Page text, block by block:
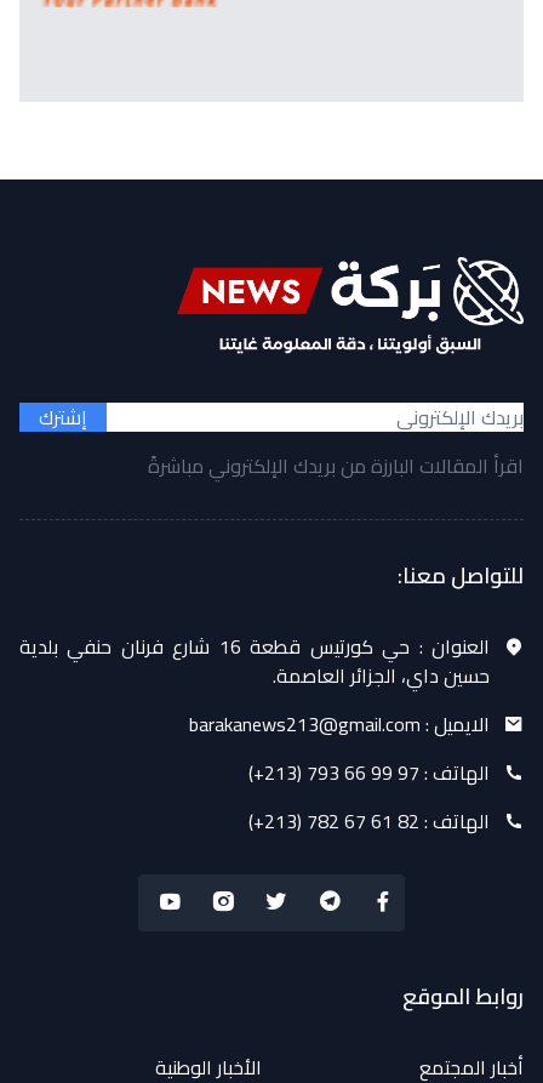
إشترك
اقرأ المقالات البارزة من بريدك الإلكتروني مباشرةً
للتواصل معنا:
العنوان :
حي كورتيس قطعة 16 شارع فرنان حنفي بلدية
حسين داي، الجزائر العاصمة.
الايميل :barakanews213@gmail.com
الهاتف :(+213) 793 66 99 97
الهاتف :(+213) 782 67 61 82
روابط الموقع
أخبار المجتمع الأخبار الوطنية